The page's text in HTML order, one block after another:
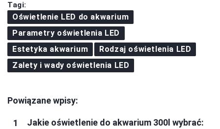
Tagi:
Oświetlenie LED do akwarium
Parametry oświetlenia LED
Estetyka akwarium
Rodzaj oświetlenia LED
Zalety i wady oświetlenia LED
Powiązane wpisy:
Jakie oświetlenie do akwarium 300l wybrać: